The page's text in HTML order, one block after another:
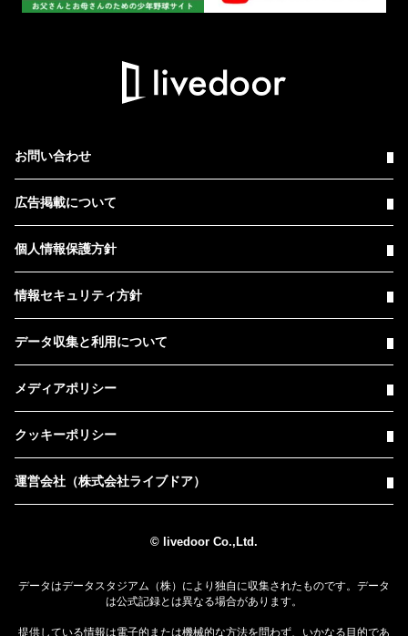
お問い合わせ
広告掲載について
個人情報保護方針
情報セキュリティ方針
データ収集と利用について
メディアポリシー
クッキーポリシー
運営会社（株式会社ライブドア）
© livedoor Co.,Ltd.
データはデータスタジアム（株）により独自に収集されたものです。データ
は公式記録とは異なる場合があります。
提供している情報は電子的または機械的な方法を問わず、いかなる目的であ